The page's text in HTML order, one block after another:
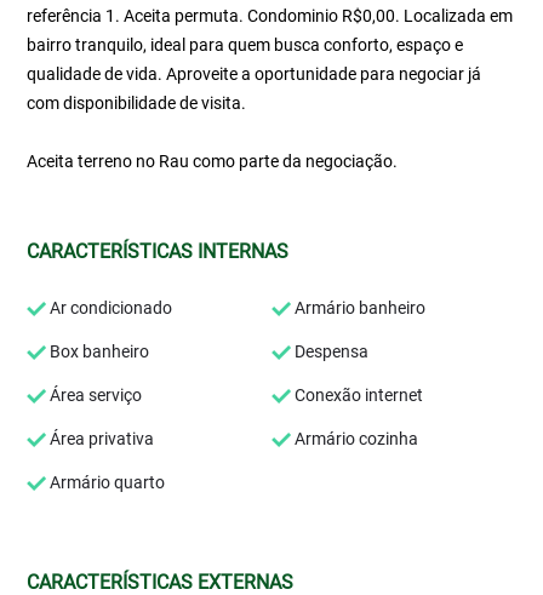
referência 1. Aceita permuta. Condominio R$0,00. Localizada em
bairro tranquilo, ideal para quem busca conforto, espaço e
qualidade de vida. Aproveite a oportunidade para negociar já
com disponibilidade de visita.
Aceita terreno no Rau como parte da negociação.
CARACTERÍSTICAS INTERNAS
Ar condicionado Armário banheiro
Box banheiro Despensa
Área serviço Conexão internet
Área privativa Armário cozinha
Armário quarto
CARACTERÍSTICAS EXTERNAS